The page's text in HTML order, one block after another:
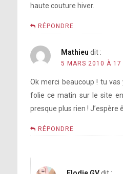
haute couture hiver.
RÉPONDRE
Mathieu dit :
5 MARS 2010 À 17
Ok merci beaucoup ! tu vas
folie ce matin sur le site
presque plus rien ! J’espère
RÉPONDRE